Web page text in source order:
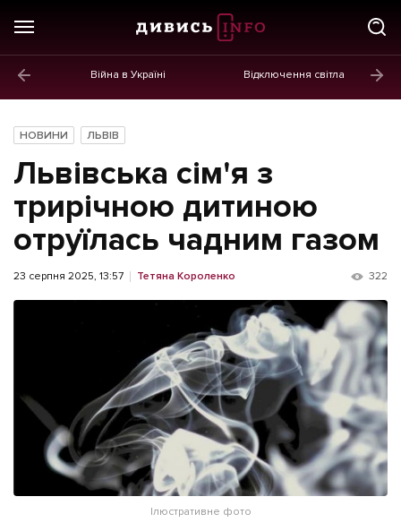
Війна в Україні Відключення світла
Новини
Політика
Економіка
Бізнес
Життя
Культура
ІНШЕ
Інтерв'ю
Картки
Репортаж
Прес-релізи
Фото/Відео
Made in Lviv
НОВИНИ ЛЬВІВ
Львівська сім'я з
трирічною дитиною
отруїлась чадним газом
23 серпня 2025, 13:57 Тетяна Короленко 322
Ілюстративне фото